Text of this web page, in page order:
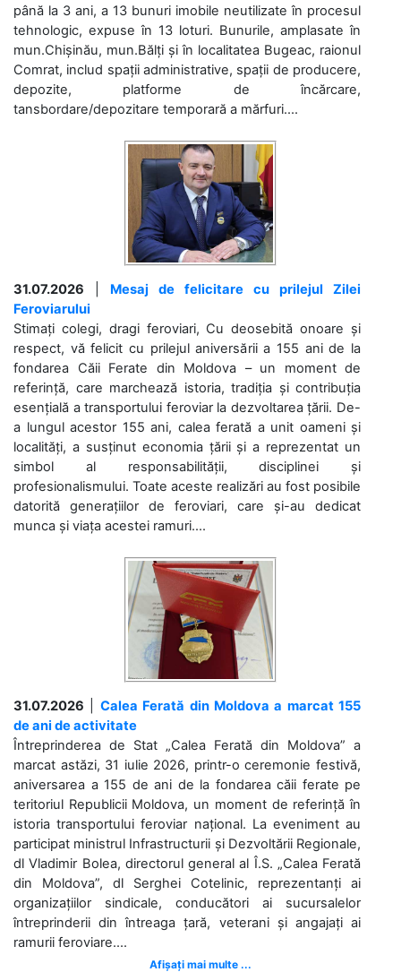
până la 3 ani, a 13 bunuri imobile neutilizate în procesul
tehnologic, expuse în 13 loturi. Bunurile, amplasate în
mun.Chișinău, mun.Bălți și în localitatea Bugeac, raionul
Comrat, includ spații administrative, spații de producere,
depozite, platforme de încărcare,
tansbordare/depozitare temporară a mărfuri....
31.07.2026
Mesaj de felicitare cu prilejul Zilei
Feroviarului
Stimați colegi, dragi feroviari, Cu deosebită onoare și
respect, vă felicit cu prilejul aniversării a 155 ani de la
fondarea Căii Ferate din Moldova – un moment de
referință, care marchează istoria, tradiția și contribuția
esențială a transportului feroviar la dezvoltarea țării. De-
a lungul acestor 155 ani, calea ferată a unit oameni și
localități, a susținut economia țării și a reprezentat un
simbol al responsabilității, disciplinei și
profesionalismului. Toate aceste realizări au fost posibile
datorită generațiilor de feroviari, care și-au dedicat
munca și viața acestei ramuri....
31.07.2026
Calea Ferată din Moldova a marcat 155
de ani de activitate
Întreprinderea de Stat „Calea Ferată din Moldova” a
marcat astăzi, 31 iulie 2026, printr-o ceremonie festivă,
aniversarea a 155 de ani de la fondarea căii ferate pe
teritoriul Republicii Moldova, un moment de referință în
istoria transportului feroviar național. La eveniment au
participat ministrul Infrastructurii și Dezvoltării Regionale,
dl Vladimir Bolea, directorul general al Î.S. „Calea Ferată
din Moldova”, dl Serghei Cotelinic, reprezentanți ai
organizațiilor sindicale, conducători ai sucursalelor
întreprinderii din întreaga țară, veterani și angajați ai
ramurii feroviare....
Afișați mai multe ...